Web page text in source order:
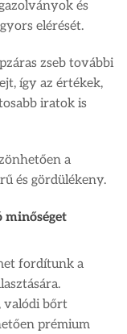
és
elérését.
zseb további
így az értékek,
iratok is
a
és gördülékeny.
minőséget
fordítunk a
valódi bőrt
prémium